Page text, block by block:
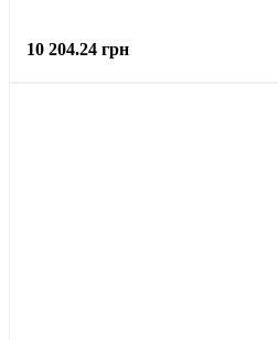
10 204.24 грн